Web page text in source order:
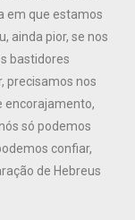
em que estamos
ainda pior, se nos
bastidores
precisamos nos
encorajamento,
só podemos
confiar,
de Hebreus